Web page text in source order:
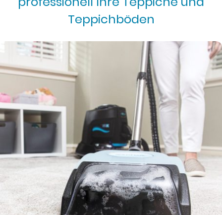
Teppichböden